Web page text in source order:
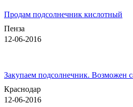
Продам подсолнечник кислотный
Пенза
12-06-2016
Закупаем подсолнечник. Возможен
Краснодар
12-06-2016